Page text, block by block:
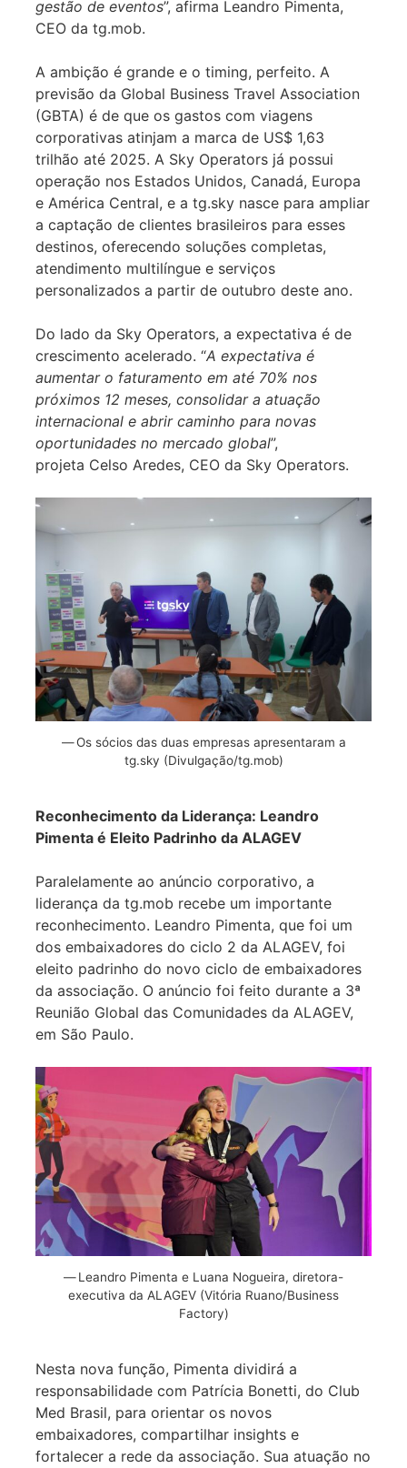
gestão de eventos”, afirma Leandro Pimenta,
CEO da tg.mob.
A ambição é grande e o timing, perfeito. A
previsão da Global Business Travel Association
(GBTA) é de que os gastos com viagens
corporativas atinjam a marca de US$ 1,63
trilhão até 2025. A Sky Operators já possui
operação nos Estados Unidos, Canadá, Europa
e América Central, e a tg.sky nasce para ampliar
a captação de clientes brasileiros para esses
destinos, oferecendo soluções completas,
atendimento multilíngue e serviços
personalizados a partir de outubro deste ano.
Do lado da Sky Operators, a expectativa é de
crescimento acelerado. “A expectativa é
aumentar o faturamento em até 70% nos
próximos 12 meses, consolidar a atuação
internacional e abrir caminho para novas
oportunidades no mercado global”,
projeta Celso Aredes, CEO da Sky Operators.
Os sócios das duas empresas apresentaram a
tg.sky (Divulgação/tg.mob)
Reconhecimento da Liderança: Leandro
Pimenta é Eleito Padrinho da ALAGEV
Paralelamente ao anúncio corporativo, a
liderança da tg.mob recebe um importante
reconhecimento. Leandro Pimenta, que foi um
dos embaixadores do ciclo 2 da ALAGEV, foi
eleito padrinho do novo ciclo de embaixadores
da associação. O anúncio foi feito durante a 3ª
Reunião Global das Comunidades da ALAGEV,
em São Paulo.
Leandro Pimenta e Luana Nogueira, diretora-
executiva da ALAGEV (Vitória Ruano/Business
Factory)
Nesta nova função, Pimenta dividirá a
responsabilidade com Patrícia Bonetti, do Club
Med Brasil, para orientar os novos
embaixadores, compartilhar insights e
fortalecer a rede da associação. Sua atuação no